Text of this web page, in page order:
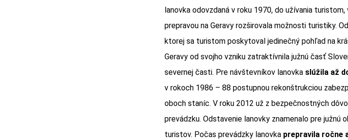
lanovka odovzdaná v roku 1970, do užívania
prepravou na Geravy rozširovala možnosti turistiky.
ktorej sa turistom poskytoval jedinečný pohľad na
Geravy od svojho vzniku zatraktívnila južnú časť
severnej časti. Pre návštevníkov lanovka slúžila až
v rokoch 1986 – 88 postupnou rekonštrukciou
oboch staníc. V roku 2012 už z bezpečnostných
prevádzku. Odstavenie lanovky znamenalo pre južnú
turistov. Počas prevádzky lanovka prepravila ročne